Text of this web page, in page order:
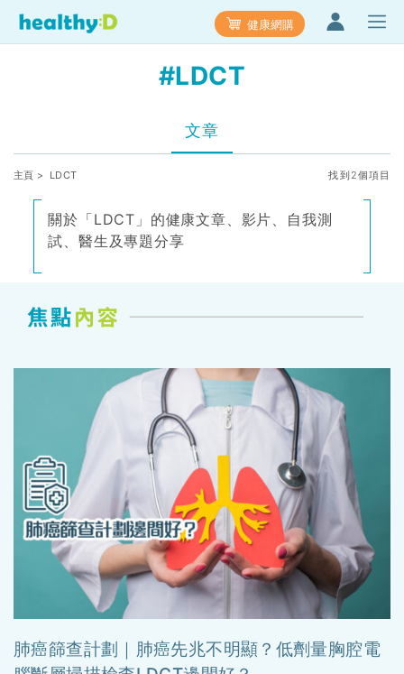
健康網購
#LDCT
文章
主頁 > LDCT 找到2個項目
關於「LDCT」的健康文章、影片、自我測
試、醫生及專題分享
肺癌篩查計劃｜肺癌先兆不明顯？低劑量胸腔電